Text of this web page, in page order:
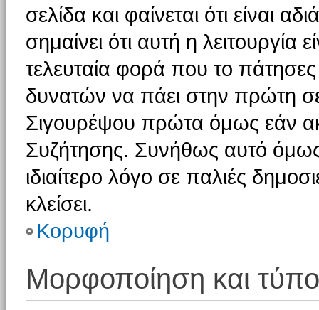
σελίδα και φαίνεται ότι είναι
σημαίνει ότι αυτή η λειτουργία
τελευταία φορά που το πάτησες
δυνατών να πάει στην πρώτη
Σιγουρέψου πρώτα όμως εάν
Συζήτησης. Συνήθως αυτό όμως
ιδιαίτερο λόγο σε παλιές
κλείσει.
Κορυφή
Μορφοποίηση και